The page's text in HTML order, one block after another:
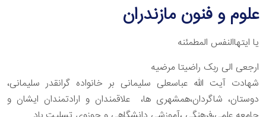
علوم و فنون مازندران
یا ایتهاالنفس المطمئنه
ارجعی الی ربک راضیتا مرضیه
شهادت آیت الله عباسعلی سلیمانی بر خانواده گرانقدر سلیمانی،
دوستان، شاگردان،همشهری ها، علاقمندان و ارادتمندان ایشان و